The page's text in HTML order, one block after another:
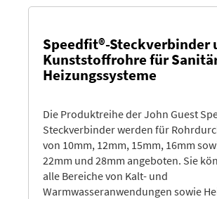
Speedfit®-Steckverbinder
Kunststoffrohre für
Heizungssysteme
Die Produktreihe der John Guest
Steckverbinder werden für
von 10mm, 12mm, 15mm, 16mm
22mm und 28mm angeboten. Sie
alle Bereiche von Kalt- und
Warmwasseranwendungen sowie